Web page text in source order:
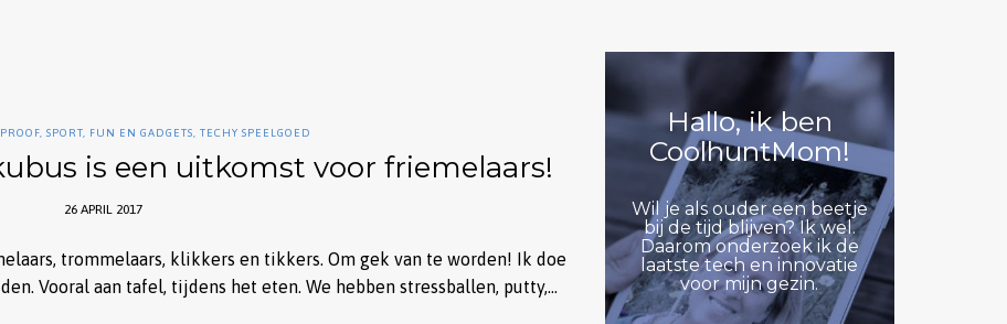
,SPORT, FUN EN GADGETS, TECHY SPEELGOED
is een uitkomst voor friemelaars!
26 APRIL 2017
trommelaars, klikkers en tikkers. Om gek van te worden! Ik doe
Vooral aan tafel, tijdens het eten. We hebben stressballen, putty,…
Hallo, ik ben
CoolhuntMom!
Wil je als ouder een beetje
bij de tijd blijven? Ik wel.
Daarom onderzoek ik de
laatste tech en innovatie
voor mijn gezin.